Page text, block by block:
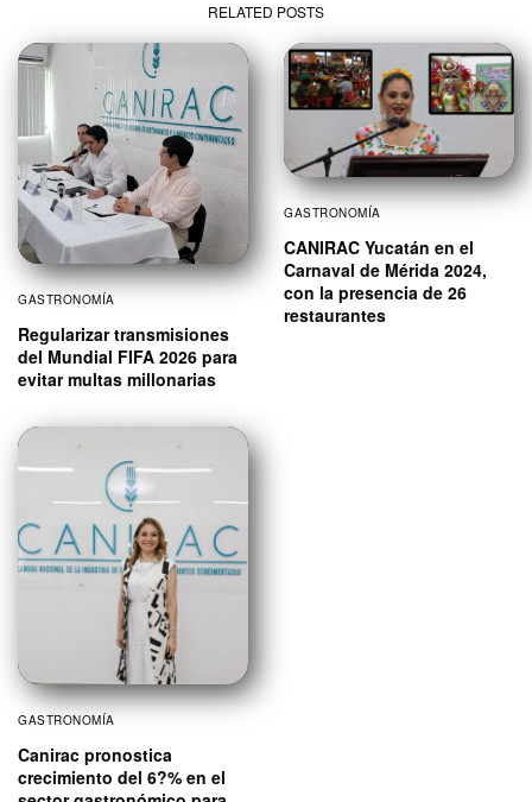
RELATED POSTS
GASTRONOMÍA
Regularizar transmisiones
del Mundial FIFA 2026 para
evitar multas millonarias
GASTRONOMÍA
CANIRAC Yucatán en el
Carnaval de Mérida 2024,
con la presencia de 26
restaurantes
GASTRONOMÍA
Canirac pronostica
crecimiento del 6?% en el